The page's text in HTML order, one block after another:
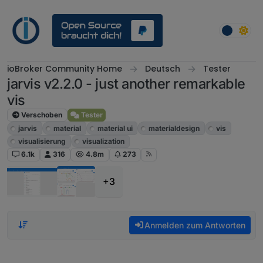
ioBroker Community Home Deutsch Tester
jarvis v2.2.0 - just another remarkable
vis
Verschoben
Tester
jarvis
material material ui materialdesign
vis
visualisierung
visualization
6.1k
316 4.8m 273
+3
Anmelden zum Antworten